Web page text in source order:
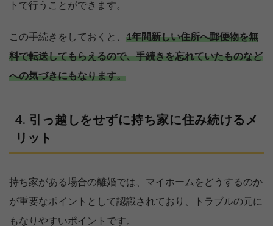
トで行うことができます。
この手続きをしておくと、 1年間新しい住所へ郵便物を無
料で転送してもらえるので、手続きを忘れていたものなど
への気づきにもなります。
引っ越しをせずに持ち家に住み続けるメ
リット
持ち家がある場合の離婚では、マイホームをどうするのか
が重要なポイントとして認識されており、トラブルの元に
もなりやすいポイントです。